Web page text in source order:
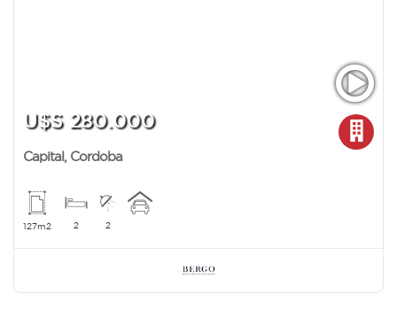
U$S 280.000
Capital, Cordoba
127m2 2 2